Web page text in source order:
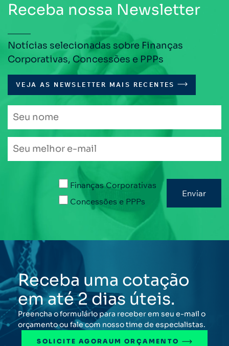
Receba nossa Newsletter
Notícias selecionadas sobre Finanças
Corporativas, Concessões e PPPs
VEJA AS NEWSLETTER MAIS RECENTES
Finanças Corporativas
Concessões e PPPs
Receba uma cotação
em até 2 dias úteis.
Preencha o formulário para receber em seu e-mail o
orçamento ou fale com nosso time de especialistas.
SOLICITE AGORAUM ORÇAMENTO